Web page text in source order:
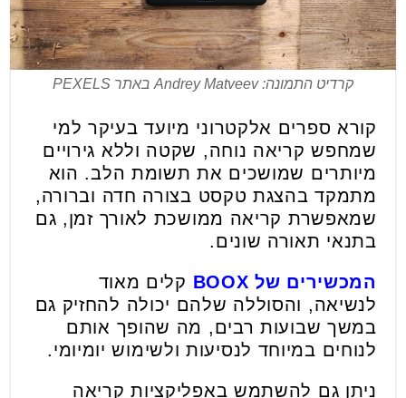
קרדיט התמונה: Andrey Matveev באתר PEXELS
קורא ספרים אלקטרוני מיועד בעיקר למי
שמחפש קריאה נוחה, שקטה וללא גירויים
מיותרים שמושכים את תשומת הלב. הוא
מתמקד בהצגת טקסט בצורה חדה וברורה,
שמאפשרת קריאה ממושכת לאורך זמן, גם
בתנאי תאורה שונים.
המכשירים של BOOX
קלים מאוד
לנשיאה, והסוללה שלהם יכולה להחזיק גם
במשך שבועות רבים, מה שהופך אותם
לנוחים במיוחד לנסיעות ולשימוש יומיומי.
ניתן גם להשתמש באפליקציות קריאה